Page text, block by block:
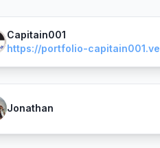
Capitain001
Jonathan